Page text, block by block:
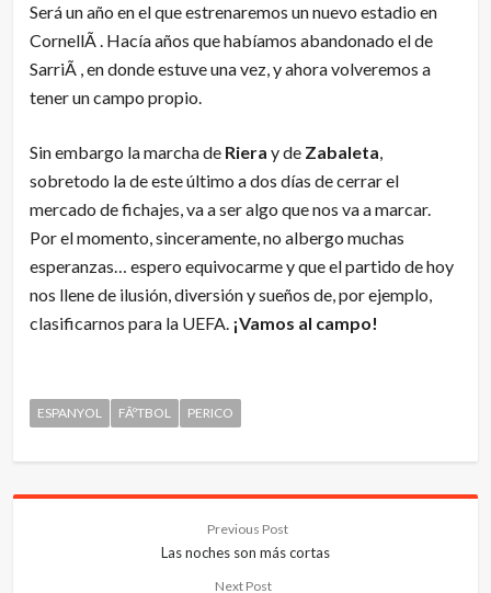
Será un año en el que estrenaremos un nuevo estadio en
CornellÃ . Hacía años que habíamos abandonado el de
SarriÃ , en donde estuve una vez, y ahora volveremos a
tener un campo propio.
Sin embargo la marcha de Riera y de Zabaleta,
sobretodo la de este último a dos días de cerrar el
mercado de fichajes, va a ser algo que nos va a marcar.
Por el momento, sinceramente, no albergo muchas
esperanzas… espero equivocarme y que el partido de hoy
nos llene de ilusión, diversión y sueños de, por ejemplo,
clasificarnos para la UEFA. ¡Vamos al campo!
ESPANYOL FÃºTBOL PERICO
Previous Post
Las noches son más cortas
Next Post